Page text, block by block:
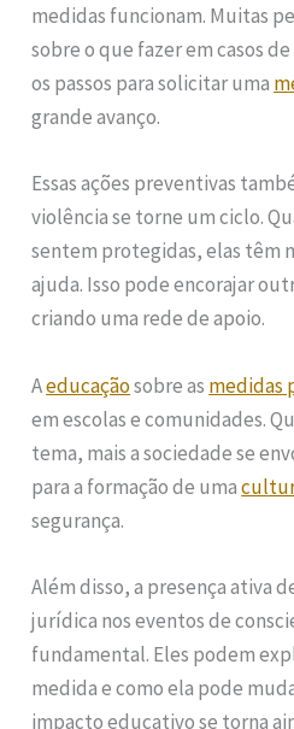
medidas funcionam. Muitas
sobre o que fazer em casos
os passos para solicitar uma
grande avanço.
Essas ações preventivas
violência se torne um ciclo.
sentem protegidas, elas têm
ajuda. Isso pode encorajar
criando uma rede de apoio.
Aeducaçãosobre as medidas
em escolas e comunidades.
tema, mais a sociedade se
para a formação de uma
segurança.
Além disso, a presença ativa
jurídica nos eventos de
fundamental. Eles podem
medida e como ela pode
impacto educativo se torna